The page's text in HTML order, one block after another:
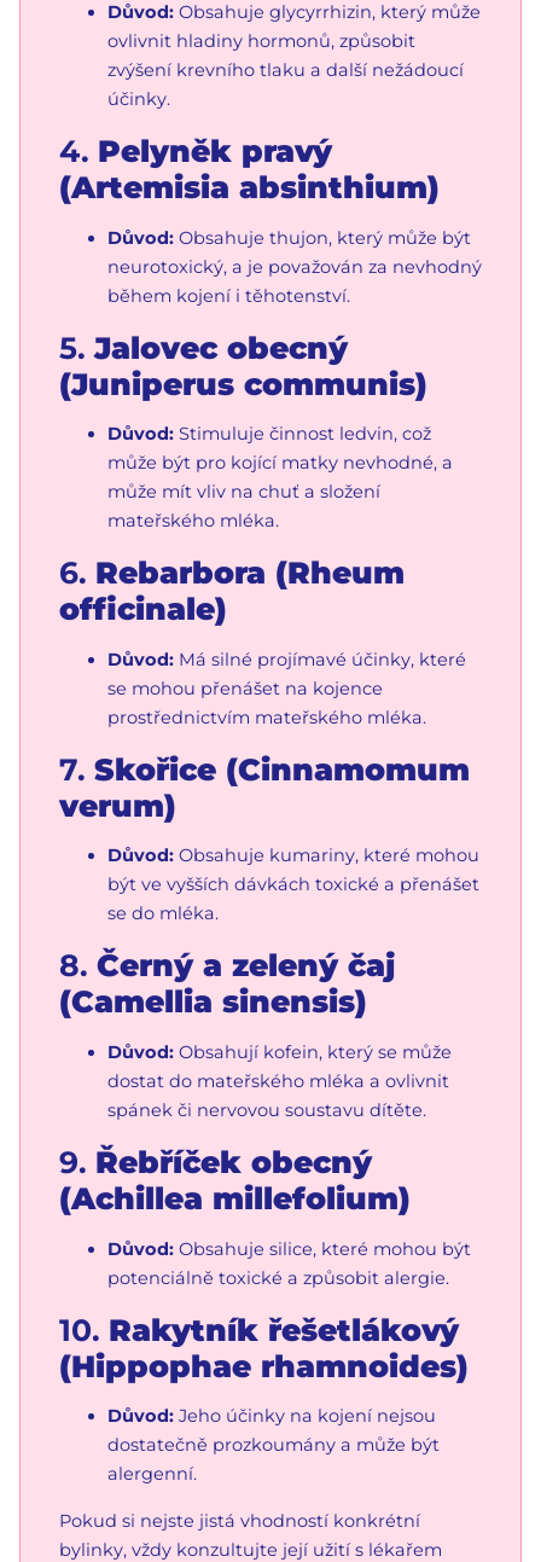
Důvod: Obsahuje glycyrrhizin, který může
ovlivnit hladiny hormonů, způsobit
zvýšení krevního tlaku a další nežádoucí
účinky.
4. Pelyněk pravý
(Artemisia absinthium)
Důvod: Obsahuje thujon, který může být
neurotoxický, a je považován za nevhodný
během kojení i těhotenství.
5.Jalovec obecný
(Juniperus communis)
Důvod: Stimuluje činnost ledvin, což
může být pro kojící matky nevhodné, a
může mít vliv na chuť a složení
mateřského mléka.
6. Rebarbora (Rheum
officinale)
Důvod: Má silné projímavé účinky, které
se mohou přenášet na kojence
prostřednictvím mateřského mléka.
7. Skořice (Cinnamomum
verum)
Důvod: Obsahuje kumariny, které mohou
být ve vyšších dávkách toxické a přenášet
se do mléka.
8. Černý a zelený čaj
(Camellia sinensis)
Důvod: Obsahují kofein, který se může
dostat do mateřského mléka a ovlivnit
spánek či nervovou soustavu dítěte.
9. Řebříček obecný
(Achillea millefolium)
Důvod: Obsahuje silice, které mohou být
potenciálně toxické a způsobit alergie.
10. Rakytník řešetlákový
(Hippophae rhamnoides)
Důvod: Jeho účinky na kojení nejsou
dostatečně prozkoumány a může být
alergenní.
Pokud si nejste jistá vhodností konkrétní
bylinky, vždy konzultujte její užití s lékařem